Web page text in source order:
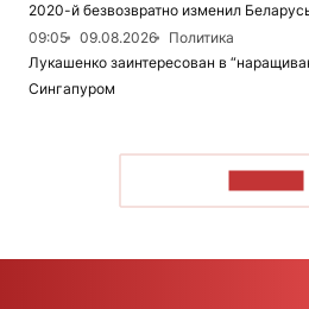
2020-й безвозвратно изменил
09:05
09.08.2026
Политика
Лукашенко заинтересован в
Сингапуром